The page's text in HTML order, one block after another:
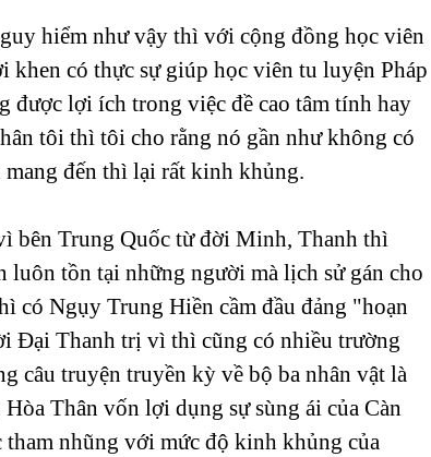
hiểm như vậy thì với cộng đồng học viên
khen có thực sự giúp học viên tu luyện Pháp
được lợi ích trong việc đề cao tâm tính hay
tôi thì tôi cho rằng nó gần như không có
mang đến thì lại rất kinh khủng.
bên Trung Quốc từ đời Minh, Thanh thì
luôn tồn tại những người mà lịch sử gán cho
có Ngụy Trung Hiền cầm đầu đảng "hoạn
Đại Thanh trị vì thì cũng có nhiều trường
câu truyện truyền kỳ về bộ ba nhân vật là
Thân vốn lợi dụng sự sùng ái của Càn
nhũng với mức độ kinh khủng của